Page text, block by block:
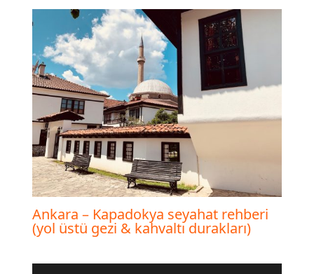
Ankara – Kapadokya seyahat rehberi
(yol üstü gezi & kahvaltı durakları)